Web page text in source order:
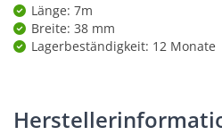
Länge: 7m
Breite: 38 mm
Lagerbeständigkeit: 12 Monate